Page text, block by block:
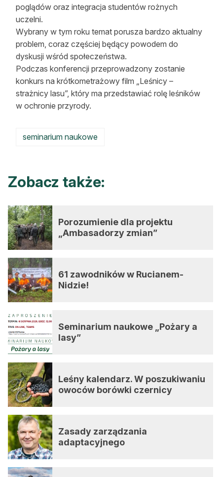
Prenumerata
Reklama
Zostań autorem
Archiwum
Kontakt
poglądów oraz integracja studentów rożnych
uczelni.
Wybrany w tym roku temat porusza bardzo aktualny
problem, coraz częściej będący powodem do
dyskusji wśród społeczeństwa.
Podczas konferencji przeprowadzony zostanie
konkurs na krótkometrażowy film „Leśnicy –
strażnicy lasu”, który ma przedstawiać rolę leśników
w ochronie przyrody.
seminarium naukowe
Zobacz także:
Porozumienie dla projektu
„Ambasadorzy zmian”
61 zawodników w Rucianem-
Nidzie!
Seminarium naukowe „Pożary a
lasy”
Leśny kalendarz. W poszukiwaniu
owoców borówki czernicy
Zasady zarządzania
adaptacyjnego